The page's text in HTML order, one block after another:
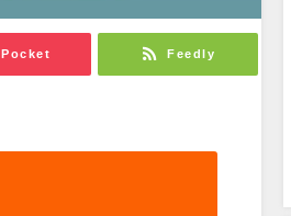
Pocket Feedly